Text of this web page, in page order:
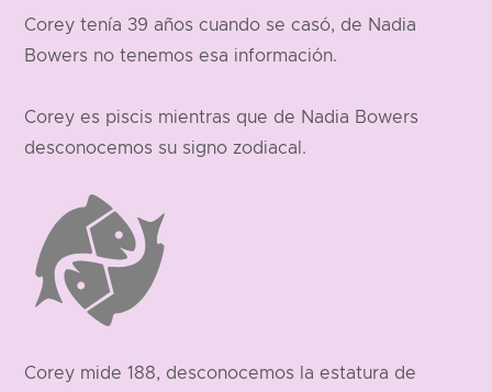
Corey tenía 39 años cuando se casó, de Nadia
Bowers no tenemos esa información.
Corey es piscis mientras que de Nadia Bowers
desconocemos su signo zodiacal.
Corey mide 188, desconocemos la estatura de